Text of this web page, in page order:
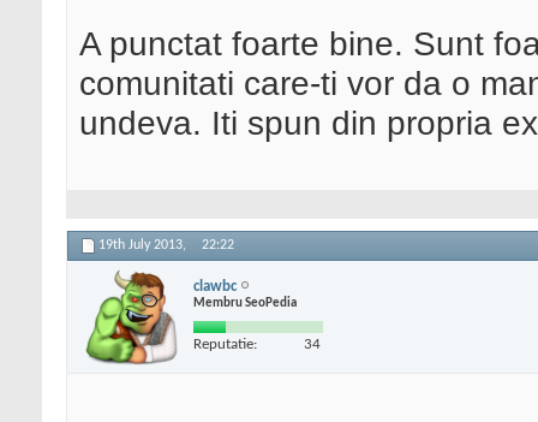
A punctat foarte bine. Sunt
comunitati care-ti vor da o
undeva. Iti spun din propria
19th July 2013, 22:22
clawbc
Membru SeoPedia
Reputatie: 34